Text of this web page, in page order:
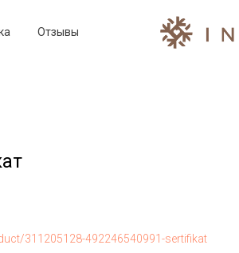
Отзывы
311205128-492246540991-sertifikat